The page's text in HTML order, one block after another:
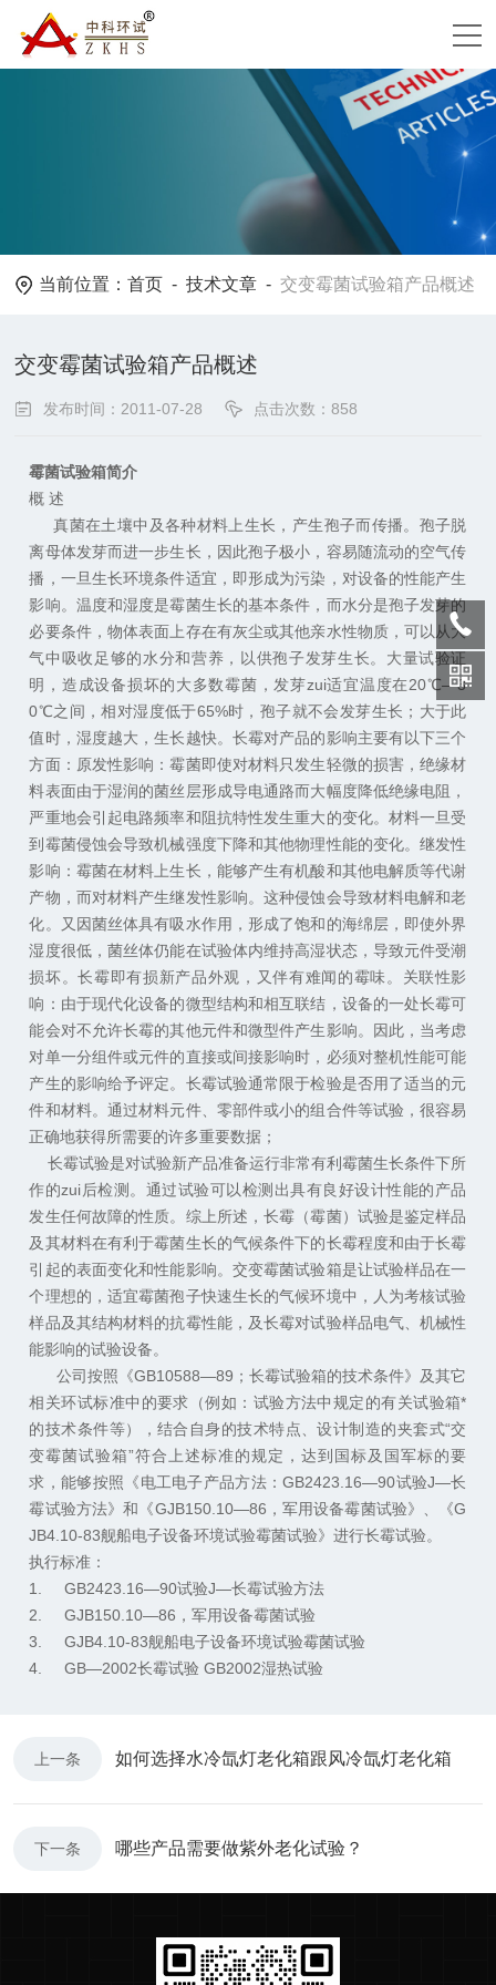
当前位置：首页 -技术文章 -交变霉菌试验箱产品概述
交变霉菌试验箱产品概述
发布时间：2011-07-28 点击次数：858
霉菌试验箱简介
概 述
真菌在土壤中及各种材料上生长，产生孢子而传播。孢子脱
离母体发芽而进一步生长，因此孢子极小，容易随流动的空气传
播，一旦生长环境条件适宜，即形成为污染，对设备的性能产生
影响。温度和湿度是霉菌生长的基本条件，而水分是孢子发芽的
必要条件，物体表面上存在有灰尘或其他亲水性物质，可以从大
气中吸收足够的水分和营养，以供孢子发芽生长。大量试验证
明，造成设备损坏的大多数霉菌，发芽zui适宜温度在20℃—3
0℃之间，相对湿度低于65%时，孢子就不会发芽生长；大于此
值时，湿度越大，生长越快。长霉对产品的影响主要有以下三个
方面：原发性影响：霉菌即使对材料只发生轻微的损害，绝缘材
料表面由于湿润的菌丝层形成导电通路而大幅度降低绝缘电阻，
严重地会引起电路频率和阻抗特性发生重大的变化。材料一旦受
到霉菌侵蚀会导致机械强度下降和其他物理性能的变化。继发性
影响：霉菌在材料上生长，能够产生有机酸和其他电解质等代谢
产物，而对材料产生继发性影响。这种侵蚀会导致材料电解和老
化。又因菌丝体具有吸水作用，形成了饱和的海绵层，即使外界
湿度很低，菌丝体仍能在试验体内维持高湿状态，导致元件受潮
损坏。长霉即有损新产品外观，又伴有难闻的霉味。关联性影
响：由于现代化设备的微型结构和相互联结，设备的一处长霉可
能会对不允许长霉的其他元件和微型件产生影响。因此，当考虑
对单一分组件或元件的直接或间接影响时，必须对整机性能可能
产生的影响给予评定。长霉试验通常限于检验是否用了适当的元
件和材料。通过材料元件、零部件或小的组合件等试验，很容易
正确地获得所需要的许多重要数据；
长霉试验是对试验新产品准备运行非常有利霉菌生长条件下所
作的zui后检测。通过试验可以检测出具有良好设计性能的产品
发生任何故障的性质。综上所述，长霉（霉菌）试验是鉴定样品
及其材料在有利于霉菌生长的气候条件下的长霉程度和由于长霉
引起的表面变化和性能影响。交变霉菌试验箱是让试验样品在一
个理想的，适宜霉菌孢子快速生长的气候环境中，人为考核试验
样品及其结构材料的抗霉性能，及长霉对试验样品电气、机械性
能影响的试验设备。
公司按照《GB10588—89；长霉试验箱的技术条件》及其它
相关环试标准中的要求（例如：试验方法中规定的有关试验箱*
的技术条件等），结合自身的技术特点、设计制造的夹套式“交
变霉菌试验箱”符合上述标准的规定，达到国标及国军标的要
求，能够按照《电工电子产品方法：GB2423.16—90试验J—长
霉试验方法》和《GJB150.10—86，军用设备霉菌试验》、《G
JB4.10-83舰船电子设备环境试验霉菌试验》进行长霉试验。
执行标准：
1. GB2423.16—90试验J—长霉试验方法
2. GJB150.10—86，军用设备霉菌试验
3. GJB4.10-83舰船电子设备环境试验霉菌试验
4. GB—2002长霉试验 GB2002湿热试验
上一条 如何选择水冷氙灯老化箱跟风冷氙灯老化箱
下一条 哪些产品需要做紫外老化试验？